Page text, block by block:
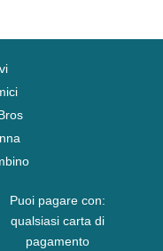
Puoi pagare con:
qualsiasi carta di
pagamento